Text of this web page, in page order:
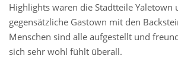
Highlights waren die Stadtteile Yaletown
gegensätzliche Gastown mit den
Menschen sind alle aufgestellt und
sich sehr wohl fühlt überall.